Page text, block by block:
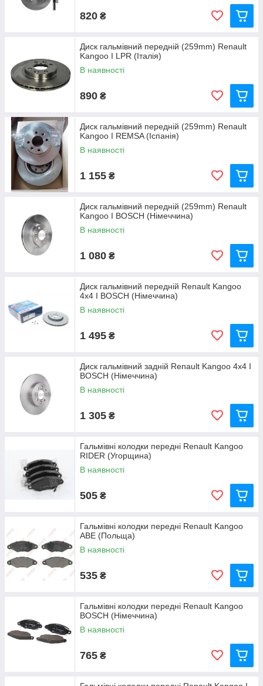
820 ₴
Диск гальмівний передній (259mm) Renault
Kangoo I LPR (Італія)
В наявності
890 ₴
Диск гальмівний передній (259mm) Renault
Kangoo I REMSA (Іспанія)
В наявності
1 155 ₴
Диск гальмівний передній (259mm) Renault
Kangoo I BOSCH (Німеччина)
В наявності
1 080 ₴
Диск гальмівний передній Renault Kangoo
4x4 I BOSCH (Німеччина)
В наявності
1 495 ₴
Диск гальмівний задній Renault Kangoo 4x4 I
BOSCH (Німеччина)
В наявності
1 305 ₴
Гальмівні колодки передні Renault Kangoo
RIDER (Угорщина)
В наявності
505 ₴
Гальмівні колодки передні Renault Kangoo
ABE (Польща)
В наявності
535 ₴
Гальмівні колодки передні Renault Kangoo
BOSCH (Німеччина)
В наявності
765 ₴